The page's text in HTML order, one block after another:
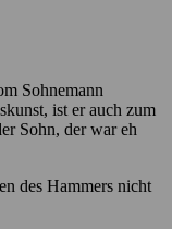
Sohnemann
ist er auch zum
Sohn, der war eh
des Hammers nicht